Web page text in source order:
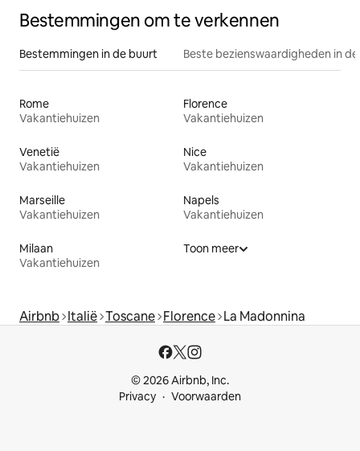
Bestemmingen om te verkennen
Bestemmingen in de buurt Beste bezienswaardigheden in
Rome
Vakantiehuizen
Florence
Vakantiehuizen
Venetië
Vakantiehuizen
Nice
Vakantiehuizen
Marseille
Vakantiehuizen
Napels
Vakantiehuizen
Milaan
Vakantiehuizen
Toon meer
Airbnb Italië Toscane Florence La Madonnina
© 2026 Airbnb, Inc.
Privacy
Voorwaarden